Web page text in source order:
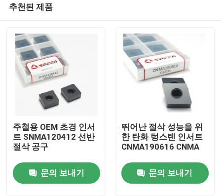
추천된 제품
주철용 OEM 초경 인서
트 SNMA120412 선반
절삭 공구
문의 보내기
뛰어난 절삭 성능을 위
한 탄화 텅스텐 인서트
CNMA190616 CNMA
문의 보내기